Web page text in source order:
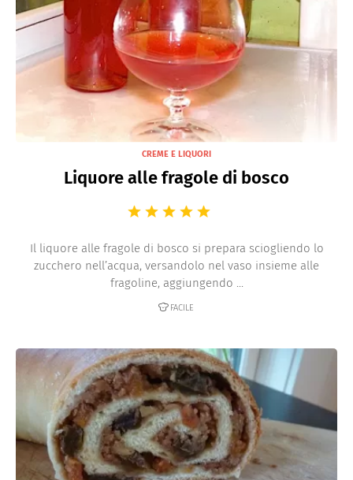
CREME E LIQUORI
Liquore alle fragole di bosco
Il liquore alle fragole di bosco si prepara sciogliendo lo
zucchero nell’acqua, versandolo nel vaso insieme alle
fragoline, aggiungendo ...
FACILE